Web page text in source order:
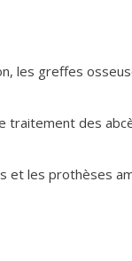
les greffes
traitement des
et les prothèses